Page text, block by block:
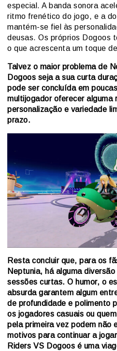
especial. A banda sonora
ritmo frenético do jogo, e a
mantém-se fiel às
deusas. Os próprios Dogoos
o que acrescenta um toque
Talvez o maior problema de
Dogoos seja a sua curta
pode ser concluída em
multijogador oferecer alguma
personalização e variedade
prazo.
Resta concluir que, para os
Neptunia, há alguma
sessões curtas. O humor, o
absurda garantem algum
de profundidade e polimento
os jogadores casuais ou
pela primeira vez podem não
motivos para continuar a
Riders VS Dogoos é uma